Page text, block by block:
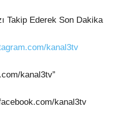
Takip Ederek Son Dakika
kanal3tv
kanal3tv”
kanal3tv